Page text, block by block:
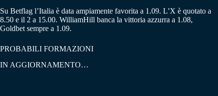
Su Betflag l’Italia è data ampiamente favorita a 1.09. L’X è quotato a
8.50 e il 2 a 15.00. WilliamHill banca la vittoria azzurra a 1.08,
Goldbet sempre a 1.09.
PROBABILI FORMAZIONI
IN AGGIORNAMENTO…